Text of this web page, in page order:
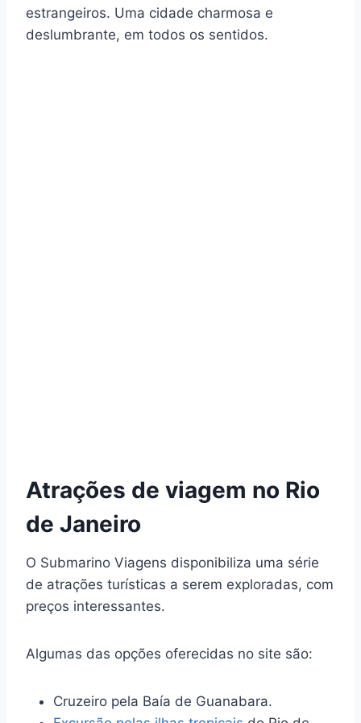
estrangeiros. Uma cidade charmosa e
deslumbrante, em todos os sentidos.
Atrações de viagem no Rio
de Janeiro
O Submarino Viagens disponibiliza uma série
de atrações turísticas a serem exploradas, com
preços interessantes.
Algumas das opções oferecidas no site são:
Cruzeiro pela Baía de Guanabara.